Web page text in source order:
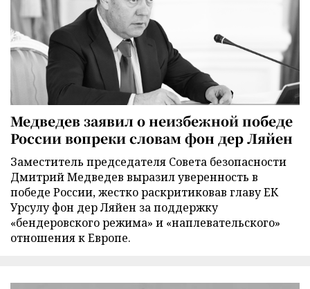
Медведев заявил о неизбежной победе
России вопреки словам фон дер Ляйен
Заместитель председателя Совета безопасности
Дмитрий Медведев выразил уверенность в
победе России, жестко раскритиковав главу ЕК
Урсулу фон дер Ляйен за поддержку
«бендеровского режима» и «наплевательского»
отношения к Европе.